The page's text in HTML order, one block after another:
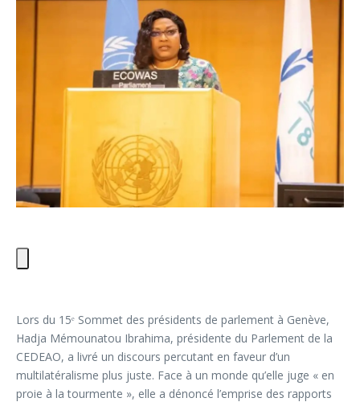
Lors du 15ᵉ Sommet des présidents de parlement à Genève,
Hadja Mémounatou Ibrahima, présidente du Parlement de la
CEDEAO, a livré un discours percutant en faveur d’un
multilatéralisme plus juste. Face à un monde qu’elle juge « en
proie à la tourmente », elle a dénoncé l’emprise des rapports